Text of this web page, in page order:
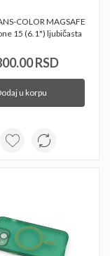
COLOR MAGSAFE
15 (6.1") ljubičasta
RSD
u korpu